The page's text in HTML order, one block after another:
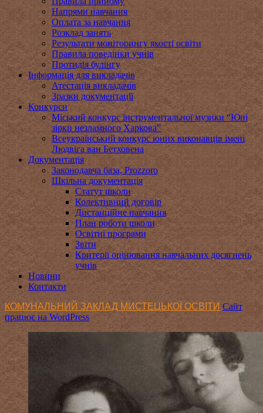
Напрями навчання
Оплата за навчання
Розклад занять
Результати моніторингу якості освіти
Правила поведінки учнів
Протидія булінгу
Інформація для викладачів
Атестація викладачів
Зразки документації
Конкурси
Міський конкурс інструментальної музики “Юні
зірки незламного Харкова”
Всеукраїнський конкурс юних виконавців імені
Людвіга ван Бетховена
Документація
Законодавча база, Prozzoro
Шкільна документація
Статут школи
Колективний договір
Дистанційне навчання
План роботи школи
Освітні програми
Звіти
Критерії оцінювання навчальних досягнень
учнів
Новини
Контакти
КОМУНАЛЬНИЙ ЗАКЛАД МИСТЕЦЬКОЇ ОСВІТИ Сайт
працює на WordPress